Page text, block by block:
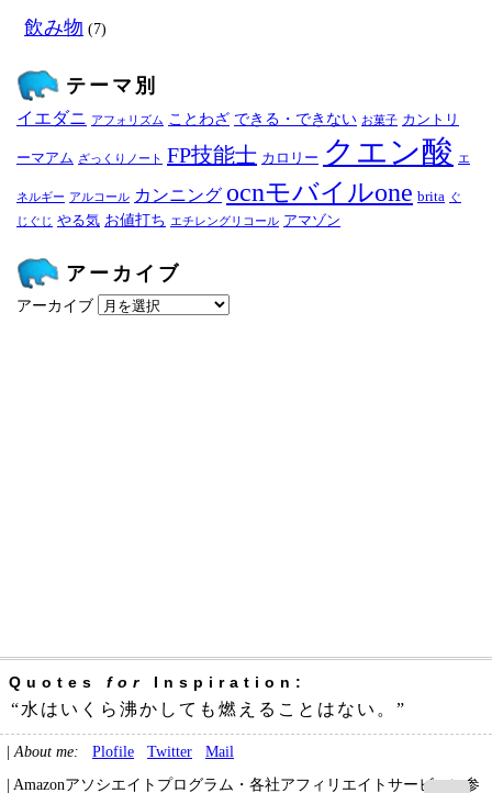
飲み物 (7)
テーマ別
イエダニ アフォリズム ことわざ できる・できない お菓子 カントリ
ーマアム ざっくりノート FP技能士 カロリー クエン酸 エ
ネルギー アルコール カンニング ocnモバイルone brita ぐ
じぐじ やる気 お値打ち エチレングリコール アマゾン
アーカイブ
アーカイブ
Quotes for Inspiration:
“水はいくら沸かしても燃えることはない。”
| About me: Plofile Twitter
Mail
| Amazonアソシエイトプログラム・各社アフィリエイトサービスに参